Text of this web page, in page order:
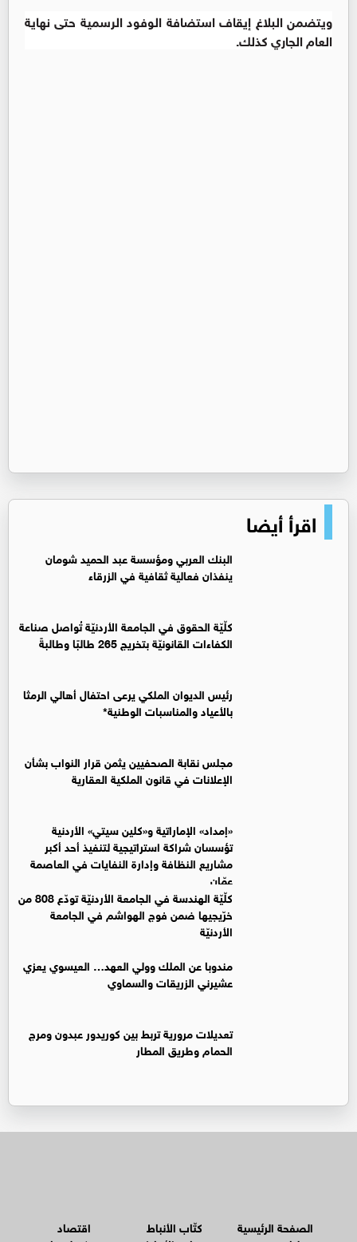
ويتضمن البلاغ إيقاف استضافة الوفود الرسمية حتى نهاية
العام الجاري كذلك.
اقرأ أيضا
البنك العربي ومؤسسة عبد الحميد شومان
ينفذان فعالية ثقافية في الزرقاء
كلّيّة الحقوق في الجامعة الأردنيّة تُواصل صناعة
الكفاءات القانونيّة بتخريج 265 طالبًا وطالبةً
رئيس الديوان الملكي يرعى احتفال أهالي الرمثا
بالأعياد والمناسبات الوطنية*
مجلس نقابة الصحفيين يثمن قرار النواب بشأن
الإعلانات في قانون الملكية العقارية
«إمداد» الإماراتية و«كلين سيتي» الأردنية
تؤسسان شراكة استراتيجية لتنفيذ أحد أكبر
مشاريع النظافة وإدارة النفايات في العاصمة
عمّان
كلّيّة الهندسة في الجامعة الأردنيّة تودّع 808 من
خرّيجيها ضمن فوج الهواشم في الجامعة
الأردنيّة
مندوبا عن الملك وولي العهد… العيسوي يعزي
عشيرني الزريقات والسماوي
تعديلات مرورية تربط بين كوريدور عبدون ومرج
الحمام وطريق المطار
الصفحة الرئيسية
كتّاب الأنباط
اقتصاد